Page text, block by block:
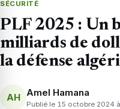
SÉCURITÉ
PLF 2025 : Un
milliards de
la défense
AH Amel Hamana
Publié le 15 octobre 2024